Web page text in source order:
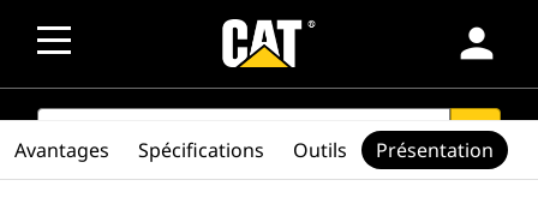
person
SEARCH search
Avantages Spécifications Outils Présentation